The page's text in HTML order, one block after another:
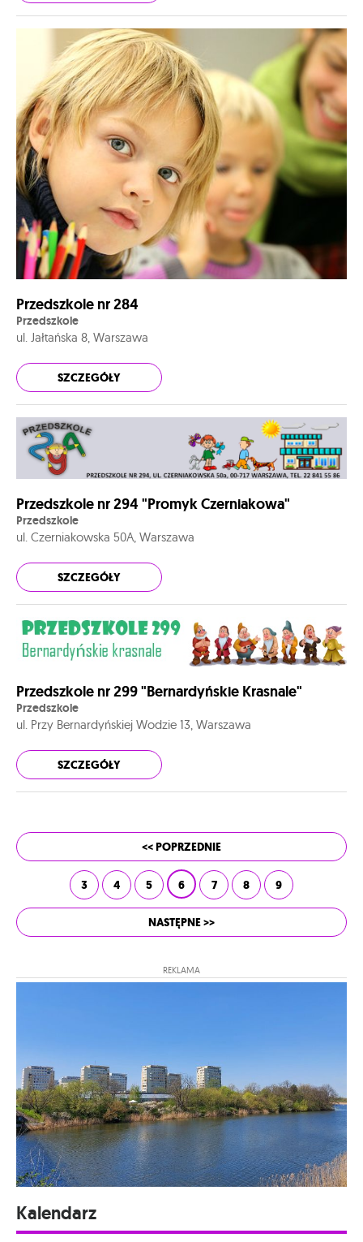
Przedszkole nr 284
Przedszkole
ul. Jałtańska 8, Warszawa
SZCZEGÓŁY
Przedszkole nr 294 "Promyk Czerniakowa"
Przedszkole
ul. Czerniakowska 50A, Warszawa
SZCZEGÓŁY
Przedszkole nr 299 "Bernardyńskie Krasnale"
Przedszkole
ul. Przy Bernardyńskiej Wodzie 13, Warszawa
SZCZEGÓŁY
<< POPRZEDNIE
3 4 5 6 7 8 9
NASTĘPNE >>
REKLAMA
Kalendarz